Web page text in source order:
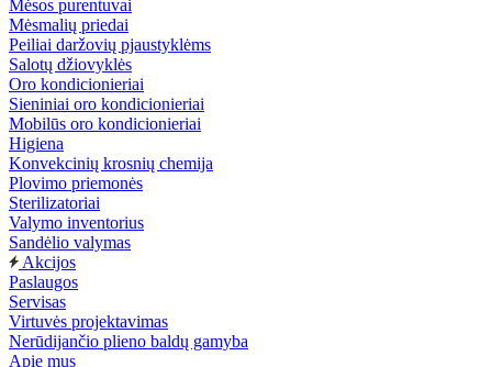
Mėsos purentuvai
Mėsmalių priedai
Peiliai daržovių pjaustyklėms
Salotų džiovyklės
Oro kondicionieriai
Sieniniai oro kondicionieriai
Mobilūs oro kondicionieriai
Higiena
Konvekcinių krosnių chemija
Plovimo priemonės
Sterilizatoriai
Valymo inventorius
Sandėlio valymas
Akcijos
Paslaugos
Servisas
Virtuvės projektavimas
Nerūdijančio plieno baldų gamyba
Apie mus